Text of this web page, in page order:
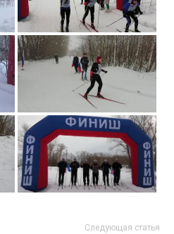
Следующая статья